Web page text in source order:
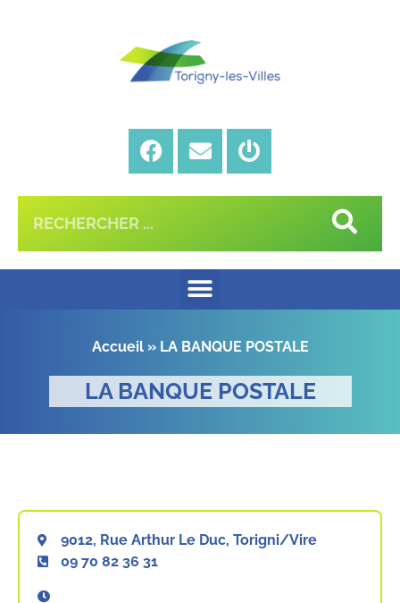
Accueil» LA BANQUE POSTALE
LA BANQUE POSTALE
9012, Rue Arthur Le Duc, Torigni/Vire
09 70 82 36 31